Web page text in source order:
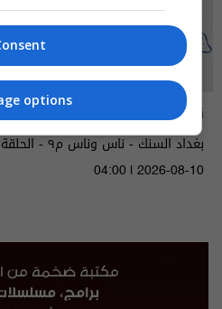
ناس وناس
بغداد السنك - ناس وناس م٩ - الحلقة
٩٧ | الموسم 9
04:00 | 2026-08-10
options